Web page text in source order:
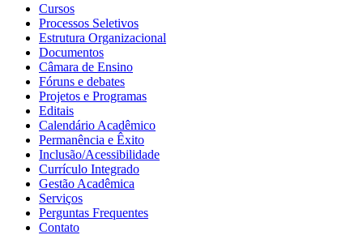
Cursos
Processos Seletivos
Estrutura Organizacional
Documentos
Câmara de Ensino
Fóruns e debates
Projetos e Programas
Editais
Calendário Acadêmico
Permanência e Êxito
Inclusão/Acessibilidade
Currículo Integrado
Gestão Acadêmica
Serviços
Perguntas Frequentes
Contato